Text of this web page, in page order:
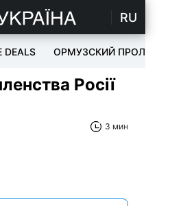
RU
DEALS ОРМУЗСКИЙ ПРОЛИВ
Росії
3 мин